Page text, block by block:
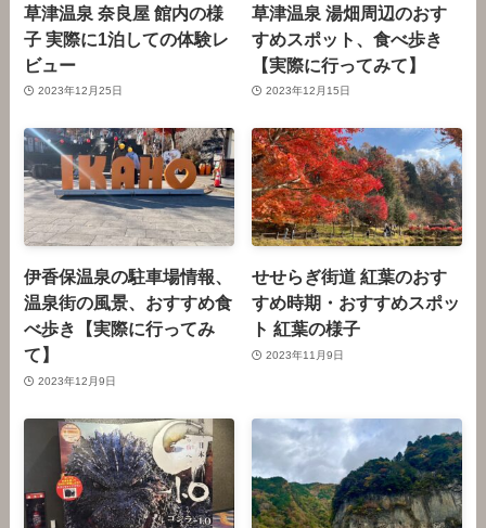
草津温泉 奈良屋 館内の様
子 実際に1泊しての体験レ
ビュー
2023年12月25日
草津温泉 湯畑周辺のおす
すめスポット、食べ歩き
【実際に行ってみて】
2023年12月15日
伊香保温泉の駐車場情報、
温泉街の風景、おすすめ食
べ歩き【実際に行ってみ
て】
2023年12月9日
せせらぎ街道 紅葉のおす
すめ時期・おすすめスポッ
ト 紅葉の様子
2023年11月9日